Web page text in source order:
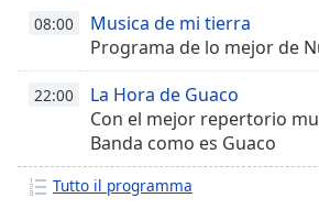
Done
Dialog
window.
08:00
Musica de mi tierra
Programa de lo mejor de
22:00
La Hora de Guaco
Con el mejor repertorio
Banda como es Guaco
Tutto il programma